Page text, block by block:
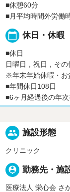
■休憩60分
■月平均時間外労働
calendar_today 休日・休暇
■休日
日曜日，祝日，その
※年末年始休暇・お
■年間休日108日
■6ヶ月経過後の年
people 施設形態
クリニック
person_pin 勤務先・施
医療法人 栄心会 さ